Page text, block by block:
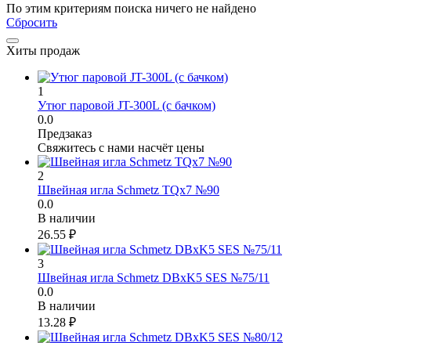
По этим критериям поиска ничего не найдено
Сбросить
Хиты продаж
1
Утюг паровой JT-300L (с бачком)
0.0
Предзаказ
Свяжитесь с нами насчёт цены
2
Швейная игла Schmetz TQx7 №90
0.0
В наличии
26.55 ₽
3
Швейная игла Schmetz DBxK5 SES №75/11
0.0
В наличии
13.28 ₽